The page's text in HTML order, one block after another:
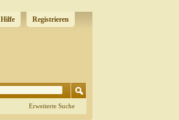
Registrieren
Hilfe
Erweiterte Suche